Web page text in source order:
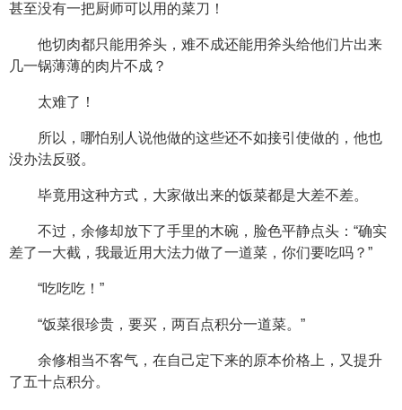
甚至没有一把厨师可以用的菜刀！
他切肉都只能用斧头，难不成还能用斧头给他们片出来
几一锅薄薄的肉片不成？
太难了！
所以，哪怕别人说他做的这些还不如接引使做的，他也
没办法反驳。
毕竟用这种方式，大家做出来的饭菜都是大差不差。
不过，余修却放下了手里的木碗，脸色平静点头：“确实
差了一大截，我最近用大法力做了一道菜，你们要吃吗？”
“吃吃吃！”
“饭菜很珍贵，要买，两百点积分一道菜。”
余修相当不客气，在自己定下来的原本价格上，又提升
了五十点积分。